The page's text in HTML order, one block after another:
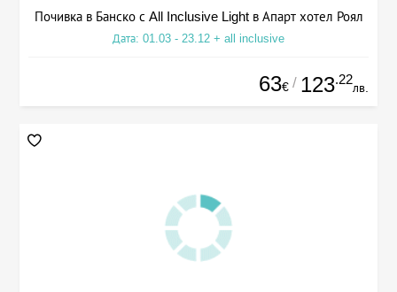
Почивка в Банско с All Inclusive Light в Апарт хотел Роял
Дата: 01.03 - 23.12 + all inclusive
63€ / 123.22
лв.